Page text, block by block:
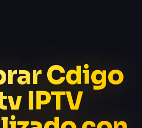
Cdigo
IPTV